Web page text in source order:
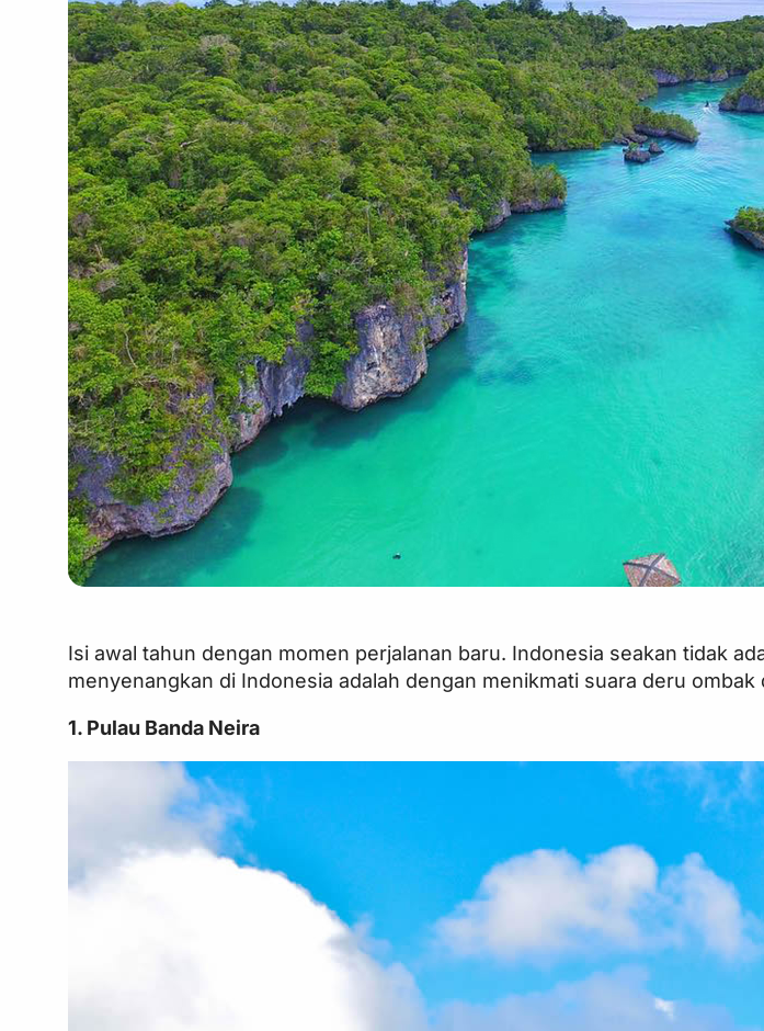
Isi awal tahun dengan momen perjalanan baru. Indonesia seakan tidak
menyenangkan di Indonesia adalah dengan menikmati suara deru
1. Pulau Banda Neira